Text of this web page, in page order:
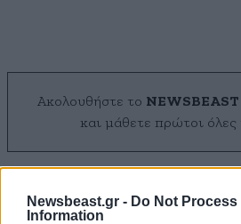
Newsbeast.gr - Do Not Process
Information
Ακολουθήστε το NEWSBEAST
και μάθετε πρώτοι όλες